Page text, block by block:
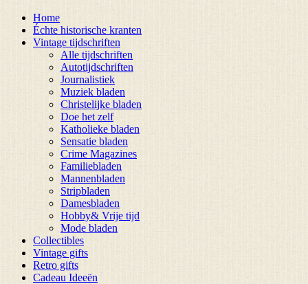
Home
Échte historische kranten
Vintage tijdschriften
Alle tijdschriften
Autotijdschriften
Journalistiek
Muziek bladen
Christelijke bladen
Doe het zelf
Katholieke bladen
Sensatie bladen
Crime Magazines
Familiebladen
Mannenbladen
Stripbladen
Damesbladen
Hobby& Vrije tijd
Mode bladen
Collectibles
Vintage gifts
Retro gifts
Cadeau Ideeën